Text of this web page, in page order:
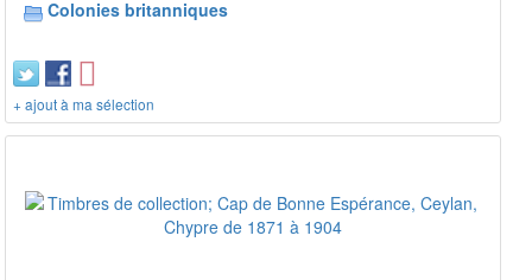
Colonies britanniques
+ ajout à ma sélection